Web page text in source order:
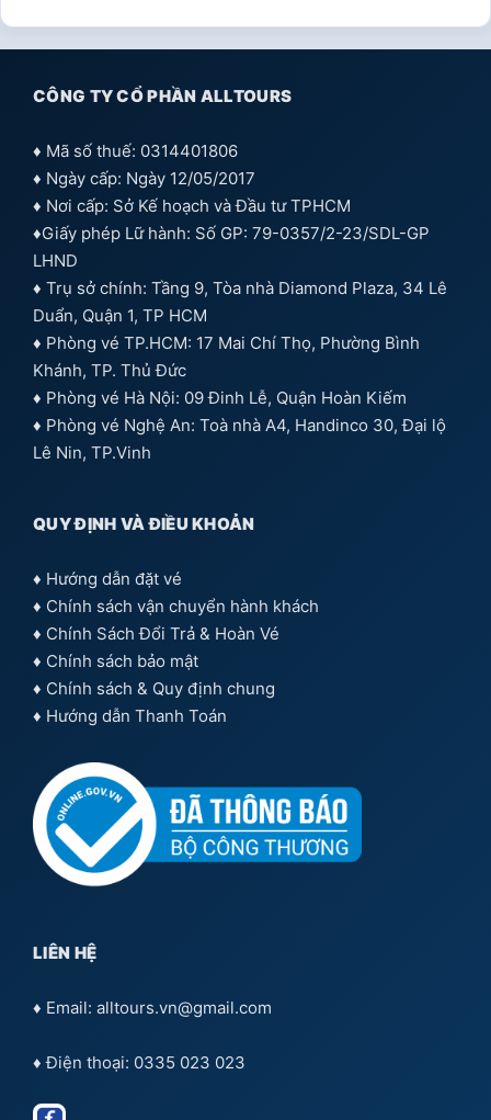
CÔNG TY CỔ PHẦN ALLTOURS
♦ Mã số thuế: 0314401806
♦ Ngày cấp: Ngày 12/05/2017
♦ Nơi cấp: Sở Kế hoạch và Đầu tư TPHCM
♦Giấy phép Lữ hành: Số GP: 79-0357/2-23/SDL-GP
LHND
♦ Trụ sở chính: Tầng 9, Tòa nhà Diamond Plaza, 34 Lê
Duẩn, Quận 1, TP HCM
♦ Phòng vé TP.HCM: 17 Mai Chí Thọ, Phường Bình
Khánh, TP. Thủ Đức
♦ Phòng vé Hà Nội: 09 Đinh Lễ, Quận Hoàn Kiếm
♦ Phòng vé Nghệ An: Toà nhà A4, Handinco 30, Đại lộ
Lê Nin, TP.Vinh
QUY ĐỊNH VÀ ĐIỀU KHOẢN
♦ Hướng dẫn đặt vé
♦ Chính sách vận chuyển hành khách
♦ Chính Sách Đổi Trả & Hoàn Vé
♦ Chính sách bảo mật
♦ Chính sách & Quy định chung
♦ Hướng dẫn Thanh Toán
LIÊN HỆ
♦ Email: alltours.vn@gmail.com
♦ Điện thoại: 0335 023 023